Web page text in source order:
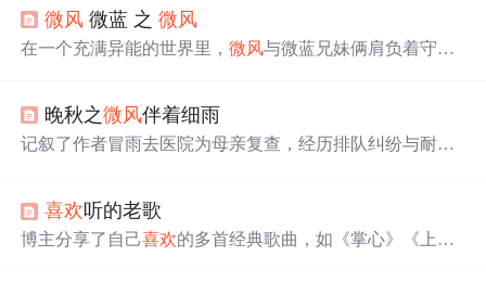
微风 微蓝 之微风
在一个充满异能的世界里，微风与微蓝兄妹俩肩负着守护
晚秋之微风伴着细雨
记叙了作者冒雨去医院为母亲复查，经历排队纠纷与耐心
的共鸣和生活哲理的思考。
喜欢听的老歌
博主分享了自己喜欢的多首经典歌曲，如《掌心》《上海